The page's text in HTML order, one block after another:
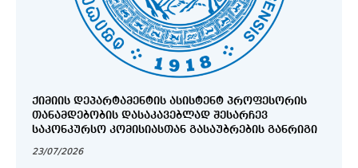
ᲥᲘᲛᲘᲘᲡ ᲓᲔᲞᲐᲠᲢᲐᲛᲔᲜᲢᲘᲡ ᲐᲡᲘᲡᲢᲔᲜᲢ ᲞᲠᲝᲤᲔᲡᲝᲠᲘᲡ
ᲗᲐᲜᲐᲛᲓᲔᲑᲝᲑᲘᲡ ᲓᲐᲡᲐᲙᲐᲕᲔᲑᲚᲐᲓ ᲨᲔᲡᲐᲠᲩᲔᲕ
ᲡᲐᲙᲝᲜᲙᲣᲠᲡᲝ ᲙᲝᲛᲘᲡᲘᲐᲡᲗᲐᲜ ᲒᲐᲡᲐᲣᲑᲠᲔᲑᲘᲡ ᲒᲐᲜᲠᲘᲒᲘ
23/07/2026